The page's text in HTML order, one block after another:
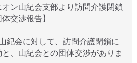
オン山紀会支部より訪問介護閉鎖
交渉報告】
紀会に対して、訪問介護閉鎖に
、山紀会との団体交渉がありま